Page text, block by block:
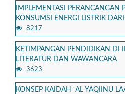
IMPLEMENTASI PERANCANGAN
KONSUMSI ENERGI LISTRIK
8217
KETIMPANGAN PENDIDIKAN DI
LITERATUR DAN WAWANCARA
3623
KONSEP KAIDAH “AL YAQIINU